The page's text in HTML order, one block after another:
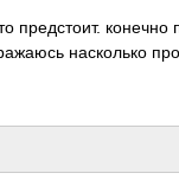
пред­стоит.
наск­олько